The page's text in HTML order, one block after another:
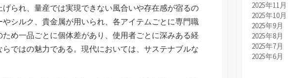
られ、量産では実現できない風合いや存在感が宿るの
シルク、貴金属が用いられ、各アイテムごとに専門職
め一品ごとに個体差があり、使用者ごとに深みある経
ではの魅力である。現代においては、サステナブルな
2025年11月
2025年10月
2025年9月
2025年8月
2025年7月
2025年6月